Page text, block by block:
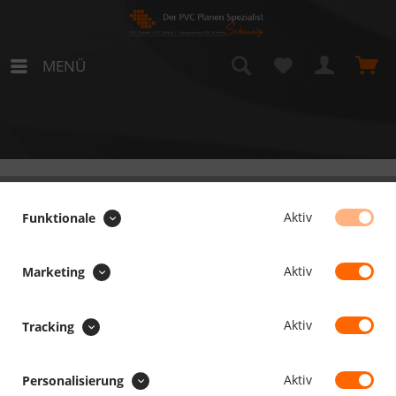
MENÜ
Funktionale Aktiv
Marketing Aktiv
Tracking Aktiv
Personalisierung Aktiv